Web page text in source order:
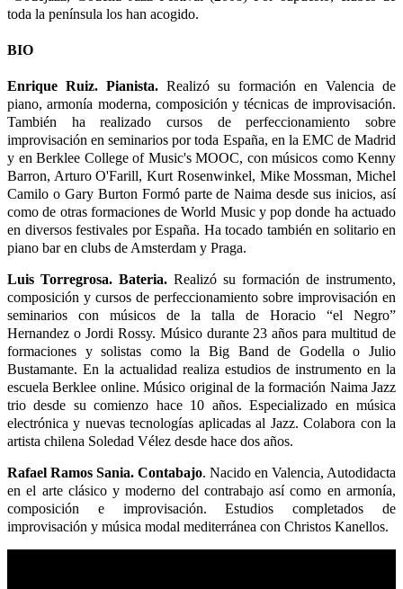
toda la península los han acogido.
BIO
Enrique Ruiz. Pianista. Realizó su formación en Valencia de
piano, armonía moderna, composición y técnicas de improvisación.
También ha realizado cursos de perfeccionamiento sobre
improvisación en seminarios por toda España, en la EMC de Madrid
y en Berklee College of Music's MOOC, con músicos como Kenny
Barron, Arturo O'Farill, Kurt Rosenwinkel, Mike Mossman, Michel
Camilo o Gary Burton Formó parte de Naima desde sus inicios, así
como de otras formaciones de World Music y pop donde ha actuado
en diversos festivales por España. Ha tocado también en solitario en
piano bar en clubs de Amsterdam y Praga.
Luis Torregrosa. Bateria. Realizó su formación de instrumento,
composición y cursos de perfeccionamiento sobre improvisación en
seminarios con músicos de la talla de Horacio “el Negro”
Hernandez o Jordi Rossy. Músico durante 23 años para multitud de
formaciones y solistas como la Big Band de Godella o Julio
Bustamante. En la actualidad realiza estudios de instrumento en la
escuela Berklee online. Músico original de la formación Naima Jazz
trio desde su comienzo hace 10 años. Especializado en música
electrónica y nuevas tecnologías aplicadas al Jazz. Colabora con la
artista chilena Soledad Vélez desde hace dos años.
Rafael Ramos Sania. Contabajo. Nacido en Valencia, Autodidacta
en el arte clásico y moderno del contrabajo así como en armonía,
composición e improvisación. Estudios completados de
improvisación y música modal mediterránea con Christos Kanellos.